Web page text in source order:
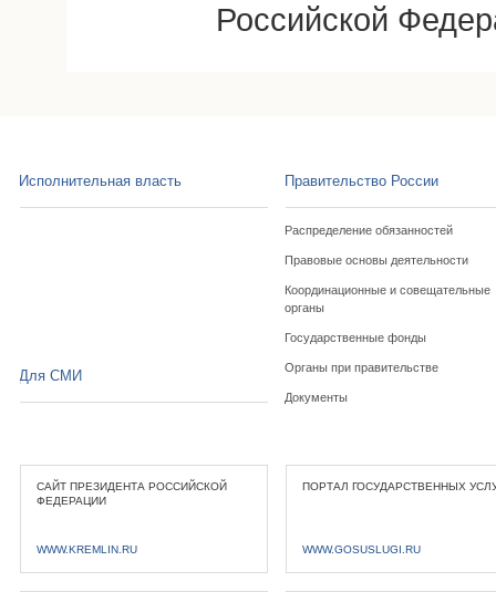
Российской
Исполнительная власть Правительство России
Распределение обязанностей
Правовые основы деятельности
Координационные и совещательные
органы
Государственные фонды
Органы при правительстве
Документы
Для СМИ
САЙТ ПРЕЗИДЕНТА РОССИЙСКОЙ
ФЕДЕРАЦИИ
WWW.KREMLIN.RU
ПОРТАЛ ГОСУДАРСТВЕННЫХ
WWW.GOSUSLUGI.RU